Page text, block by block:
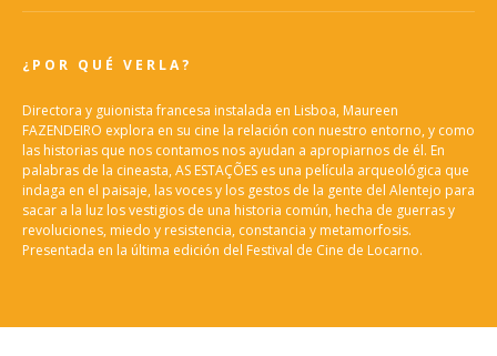
¿POR QUÉ VERLA?
Directora y guionista francesa instalada en Lisboa, Maureen
FAZENDEIRO explora en su cine la relación con nuestro entorno, y como
las historias que nos contamos nos ayudan a apropiarnos de él. En
palabras de la cineasta, AS ESTAÇÕES es una película arqueológica que
indaga en el paisaje, las voces y los gestos de la gente del Alentejo para
sacar a la luz los vestigios de una historia común, hecha de guerras y
revoluciones, miedo y resistencia, constancia y metamorfosis.
Presentada en la última edición del Festival de Cine de Locarno.